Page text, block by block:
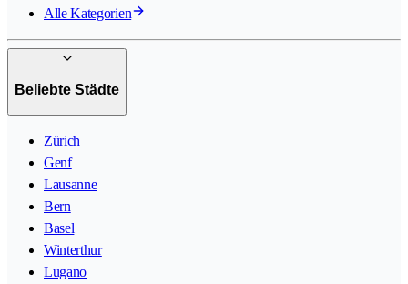
Alle Kategorien
Beliebte Städte
Zürich
Genf
Lausanne
Bern
Basel
Winterthur
Lugano